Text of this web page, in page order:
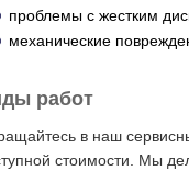
проблемы с жестким
механические
работ
в наш
стоимости. Мы